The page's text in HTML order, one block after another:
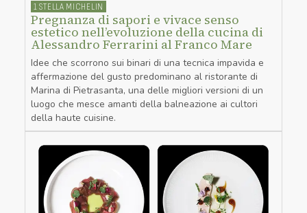
1 STELLA MICHELIN
Pregnanza di sapori e vivace senso
estetico nell’evoluzione della cucina di
Alessandro Ferrarini al Franco Mare
Idee che scorrono sui binari di una tecnica impavida e
affermazione del gusto predominano al ristorante di
Marina di Pietrasanta, una delle migliori versioni di un
luogo che mesce amanti della balneazione ai cultori
della haute cuisine.